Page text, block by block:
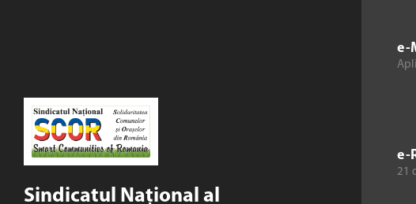
Sindicatul Național al
e-
e-
21